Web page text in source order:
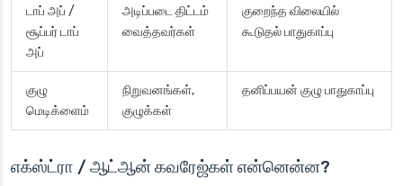
டாப் அப் /
சூப்பர் டாப்
அப்
அடிப்படை திட்டம்
வைத்தவர்கள்
குறைந்த விலையில்
கூடுதல் பாதுகாப்பு
குழு
மெடிக்ளைம்
நிறுவனங்கள்,
குழுக்கள்
தனிப்பயன் குழு பாதுகாப்பு
எக்ஸ்ட்ரா / ஆட்ஆன் கவரேஜ்கள் என்னென்ன?